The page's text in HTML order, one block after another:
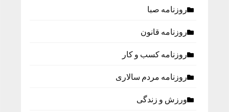
روزنامه صبا
روزنامه قانون
روزنامه كسب و كار
روزنامه مردم سالاری
ورزش و زندگی